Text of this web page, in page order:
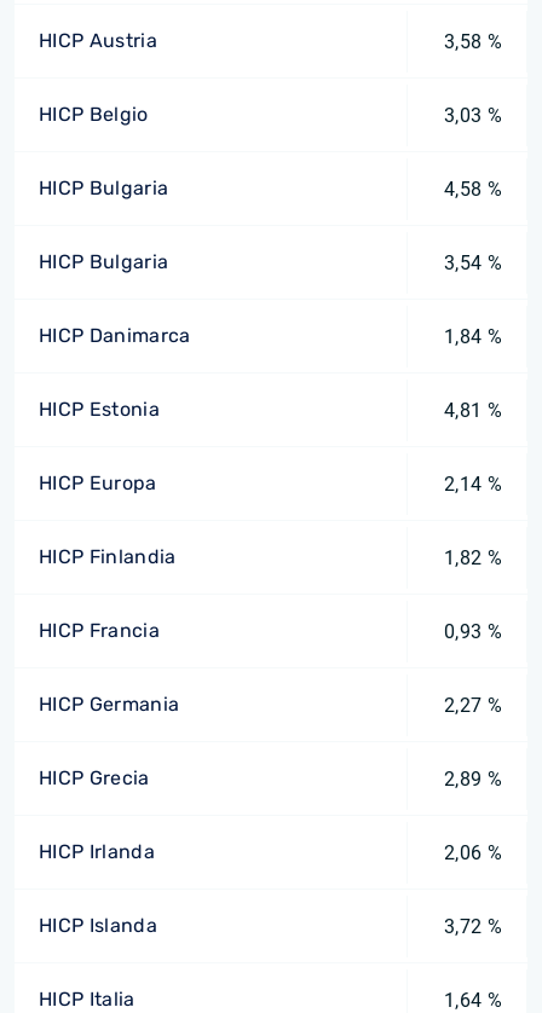
HICP Austria 3,58 %
HICP Belgio 3,03 %
HICP Bulgaria 4,58 %
HICP Bulgaria 3,54 %
HICP Danimarca 1,84 %
HICP Estonia 4,81 %
HICP Europa 2,14 %
HICP Finlandia 1,82 %
HICP Francia 0,93 %
HICP Germania 2,27 %
HICP Grecia 2,89 %
HICP Irlanda 2,06 %
HICP Islanda 3,72 %
HICP Italia 1,64 %